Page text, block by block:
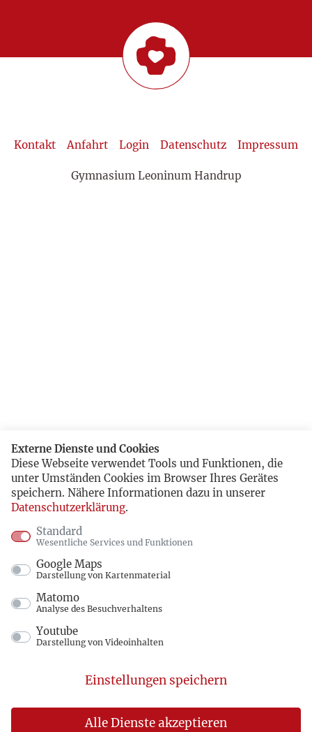
Kontakt Anfahrt Login Datenschutz Impressum
Gymnasium Leoninum Handrup
Externe Dienste und Cookies
Diese Webseite verwendet Tools und Funktionen, die
unter Umständen Cookies im Browser Ihres Gerätes
speichern. Nähere Informationen dazu in unserer
Datenschutzerklärung.
Standard
Wesentliche Services und Funktionen
Google Maps
Darstellung von Kartenmaterial
Matomo
Analyse des Besuchverhaltens
Youtube
Darstellung von Videoinhalten
Alle Dienste akzeptieren
Einstellungen speichern